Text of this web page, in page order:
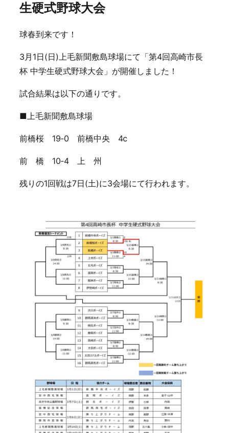
生硬式野球大会
球春到来です！
3月1日(日)上毛新聞敷島球場にて「第4回高崎市長
杯 中学生硬式野球大会」が開催しました！
試合結果は以下の通りです。
■上毛新聞敷島球場
前橋桜 19‐0 前橋中央 4ⅽ
前 橋 10‐4 上 州
残りの1回戦は7日(土)に3会場にて行われます。